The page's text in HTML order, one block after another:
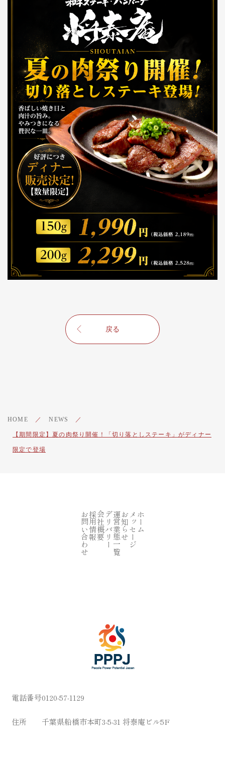
戻る
HOME ／ NEWS ／
【期間限定】夏の肉祭り開催！「切り落としステーキ」がディナー
限定で登場
電話番号0120-57-1129
住所 千葉県船橋市本町3-5-31 将泰庵ビル5F
ホーム
メッセージ
お知らせ
運営業態一覧
デリバリー
会社概要
採用情報
お問い合わせ